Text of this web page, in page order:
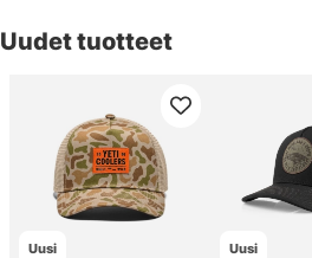
Uudet tuotteet
Uusi Uusi